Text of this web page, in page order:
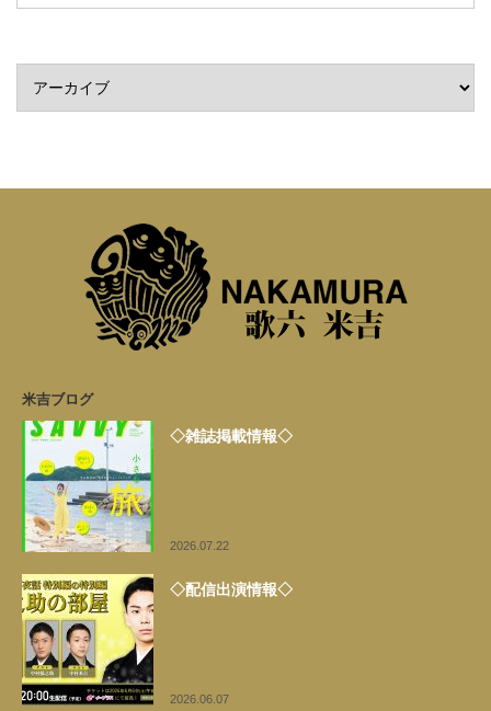
米吉ブログ
◇雑誌掲載情報◇
2026.07.22
◇配信出演情報◇
2026.06.07